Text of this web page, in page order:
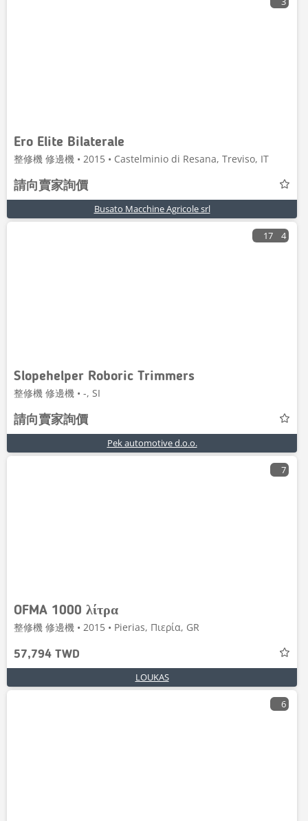
Ero Elite Bilaterale
整修機 修邊機 • 2015 • Castelminio di Resana, Treviso, IT
請向賣家詢價
Busato Macchine Agricole srl
17 4
Slopehelper Roboric Trimmers
整修機 修邊機 • -, SI
請向賣家詢價
Pek automotive d.o.o.
7
OFMA 1000 λίτρα
整修機 修邊機 • 2015 • Pierias, Πιερία, GR
57,794 TWD
LOUKAS
6